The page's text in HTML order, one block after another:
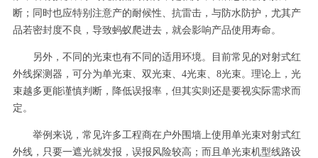
断；同时也应特别注意产的耐候性、抗雷击，与防水防护，尤其产
品若密封度不良，导致蚂蚁爬进去，就会影响产品使用寿命。
另外，不同的光束也有不同的适用环境。目前常见的对射式红
外线探测器，可分为单光束、双光束、4光束、8光束。理论上，光
束越多更能谨慎判断，降低误报率，但其实则还是要视实际需求而
定。
举例来说，常见许多工程商在户外围墙上使用单光束对射式红
外线，只要一遮光就发报，误报风险较高；而且单光束机型线路设